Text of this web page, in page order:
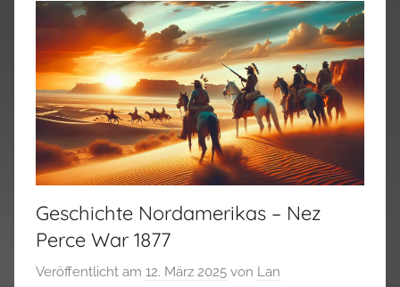
Geschichte Nordamerikas – Nez
Perce War 1877
Veröffentlicht am 12. März 2025 von Lan